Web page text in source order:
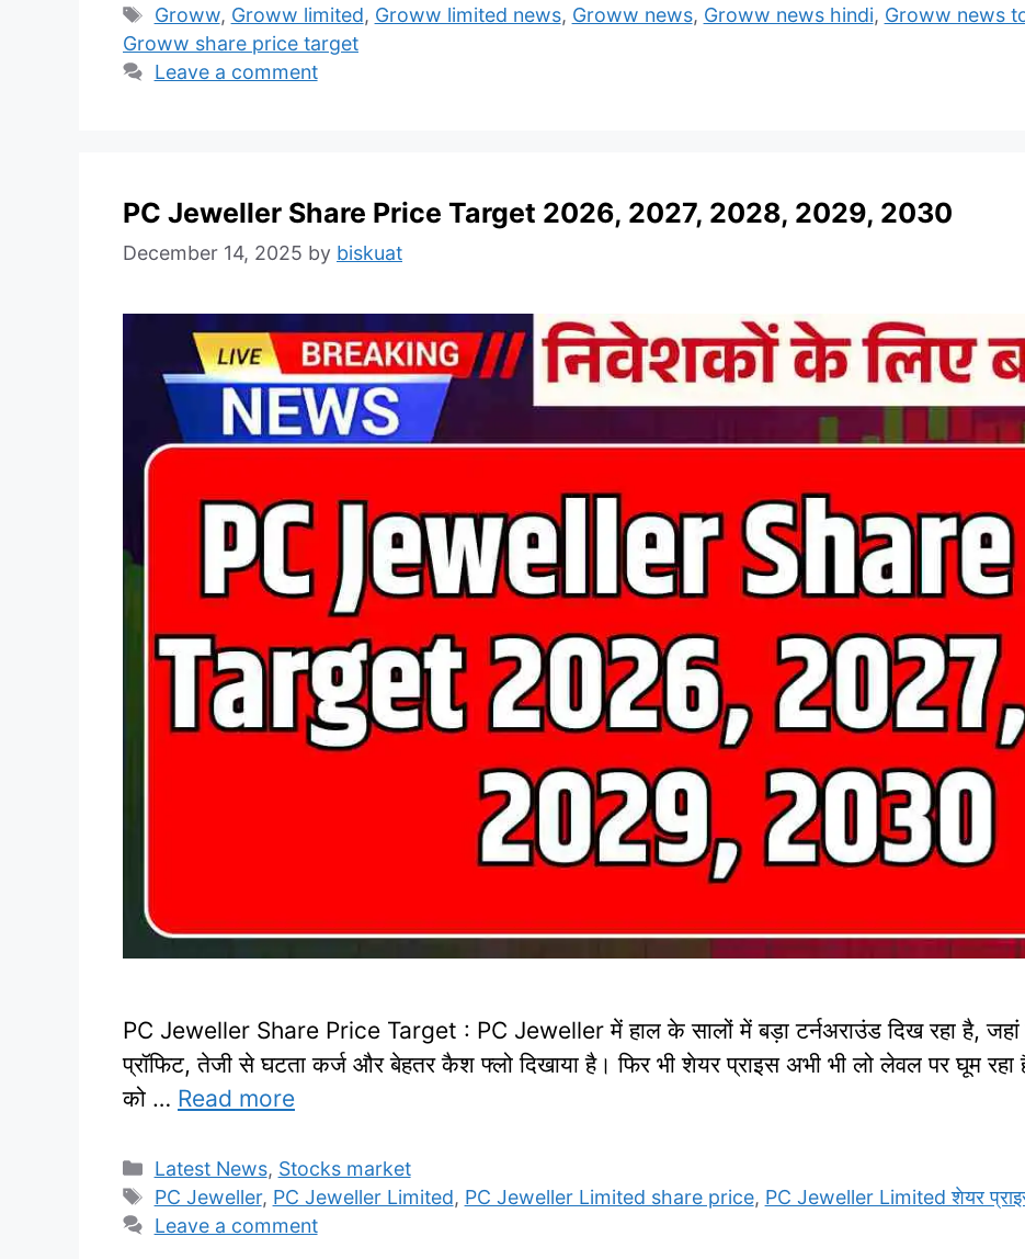
Tags
Groww, Groww limited, Groww limited news, Groww news, Groww news hindi, Groww news
Groww share price target
Leave a comment
PC Jeweller Share Price Target 2026, 2027, 2028, 2029, 2030
December 14, 2025 by biskuat
PC Jeweller Share Price Target : PC Jeweller में हाल के सालों में बड़ा टर्नअराउंड दिख रहा है,
प्रॉफिट, तेजी से घटता कर्ज और बेहतर कैश फ्लो दिखाया है। फिर भी शेयर प्राइस अभी भी लो लेवल पर घूम
को … Read more
Categories
Latest News, Stocks market
Tags
PC Jeweller, PC Jeweller Limited, PC Jeweller Limited share price, PC Jeweller Limited शेयर
Leave a comment